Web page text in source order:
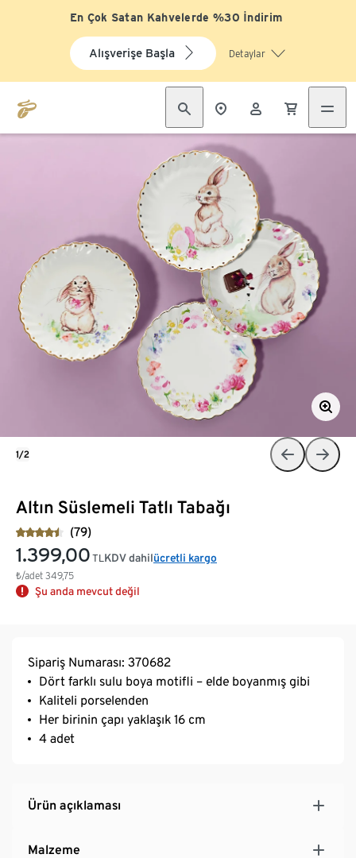
En Çok Satan Kahvelerde %30 İndirim
Alışverişe Başla Detaylar
Altın Süslemeli Tatlı Tabağı
(79)
1.399,00 TL
₺/adet 349,75
KDV dahilücretli kargo
Şu anda mevcut değil
1/2
Sipariş Numarası: 370682
Dört farklı sulu boya motifli – elde boyanmış gibi
Kaliteli porselenden
Her birinin çapı yaklaşık 16 cm
4 adet
Ürün açıklaması
Malzeme